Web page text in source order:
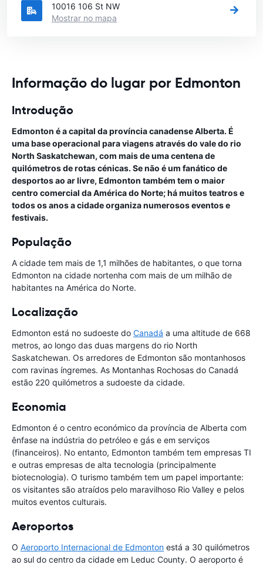
10016 106 St NW
Mostrar no mapa
Informação do lugar por Edmonton
Introdução
Edmonton é a capital da província canadense Alberta. É
uma base operacional para viagens através do vale do rio
North Saskatchewan, com mais de uma centena de
quilómetros de rotas cénicas. Se não é um fanático de
desportos ao ar livre, Edmonton também tem o maior
centro comercial da América do Norte; há muitos teatros e
todos os anos a cidade organiza numerosos eventos e
festivais.
População
A cidade tem mais de 1,1 milhões de habitantes, o que torna
Edmonton na cidade nortenha com mais de um milhão de
habitantes na América do Norte.
Localização
Edmonton está no sudoeste do Canadá a uma altitude de 668
metros, ao longo das duas margens do rio North
Saskatchewan. Os arredores de Edmonton são montanhosos
com ravinas íngremes. As Montanhas Rochosas do Canadá
estão 220 quilómetros a sudoeste da cidade.
Economia
Edmonton é o centro económico da província de Alberta com
ênfase na indústria do petróleo e gás e em serviços
(financeiros). No entanto, Edmonton também tem empresas TI
e outras empresas de alta tecnologia (principalmente
biotecnologia). O turismo também tem um papel importante:
os visitantes são atraídos pelo maravilhoso Rio Valley e pelos
muitos eventos culturais.
Aeroportos
O Aeroporto Internacional de Edmonton está a 30 quilómetros
ao sul do centro da cidade em Leduc County. O aeroporto é